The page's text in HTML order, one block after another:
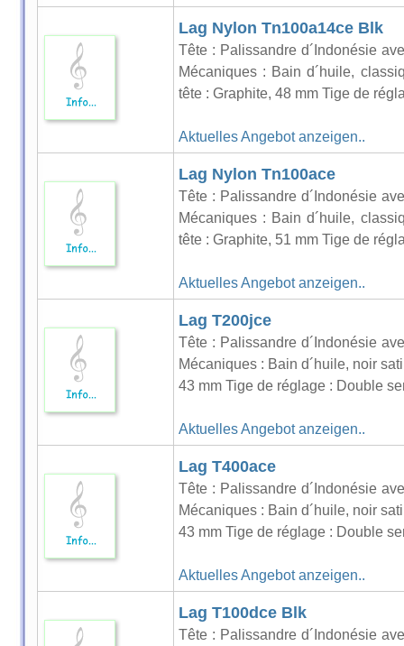
Lag Nylon Tn100a14ce Blk
Tête : Palissandre d´Indonésie
Mécaniques : Bain d´huile,
tête : Graphite, 48 mm Tige de
Aktuelles Angebot anzeigen..
Lag Nylon Tn100ace
Tête : Palissandre d´Indonésie
Mécaniques : Bain d´huile,
tête : Graphite, 51 mm Tige de
Aktuelles Angebot anzeigen..
Lag T200jce
Tête : Palissandre d´Indonésie
Mécaniques : Bain d´huile, noir
43 mm Tige de réglage : Double
Aktuelles Angebot anzeigen..
Lag T400ace
Tête : Palissandre d´Indonésie
Mécaniques : Bain d´huile, noir
43 mm Tige de réglage : Double
Aktuelles Angebot anzeigen..
Lag T100dce Blk
Tête : Palissandre d´Indonésie